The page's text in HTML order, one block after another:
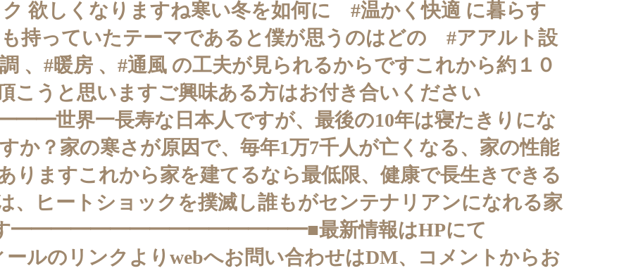
欲しくなりますね寒い冬を如何に #温かく快適 に暮らす
持っていたテーマであると僕が思うのはどの #アアルト設
、#暖房 、#通風 の工夫が見られるからですこれから約１０
こうと思いますご興味ある方はお付き合いください
長寿な日本人ですが、最後の10年は寝たきりにな
か？家の寒さが原因で、毎年1万7千人が亡くなる、家の性能
りますこれから家を建てるなら最低限、健康で長生きできる
、ヒートショックを撲滅し誰もがセンテナリアンになれる家
す━━━━━━━━━━━━━━━■最新情報はHPにて
ールのリンクよりwebへお問い合わせはDM、コメントからお